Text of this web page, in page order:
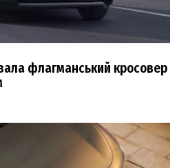
флагманський кросовер